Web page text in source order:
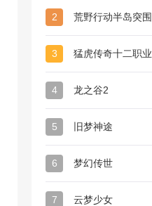
2 荒野行动半岛突围
3 猛虎传奇十二职业
4 龙之谷2
5 旧梦神途
6 梦幻传世
7 云梦少女